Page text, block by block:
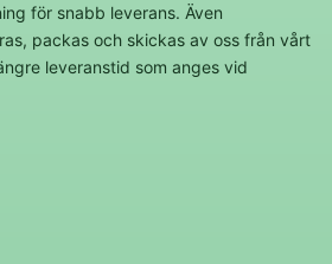
för snabb leverans. Även
packas och skickas av oss från vårt
leveranstid som anges vid